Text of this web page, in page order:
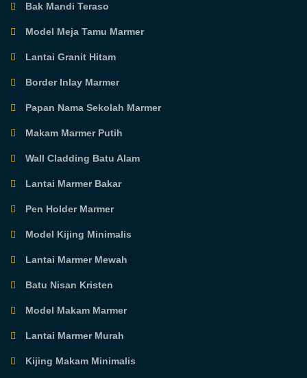
Bak Mandi Teraso
Model Meja Tamu Marmer
Lantai Granit Hitam
Border Inlay Marmer
Papan Nama Sekolah Marmer
Makam Marmer Putih
Wall Cladding Batu Alam
Lantai Marmer Bakar
Pen Holder Marmer
Model Kijing Minimalis
Lantai Marmer Mewah
Batu Nisan Kristen
Model Makam Marmer
Lantai Marmer Murah
Kijing Makam Minimalis